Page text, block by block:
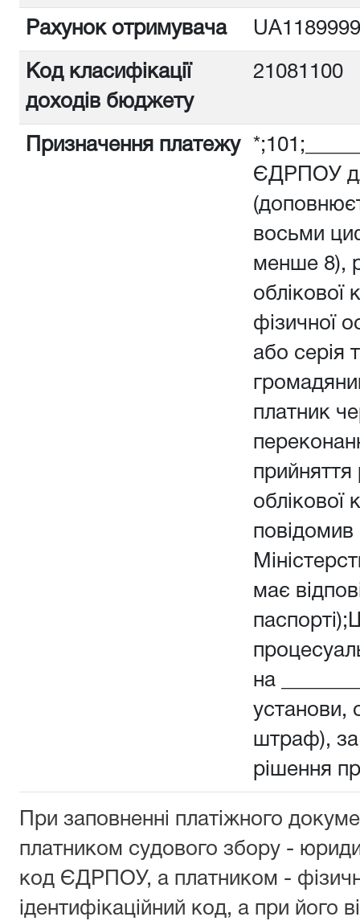
Рахунок отримувача
Код класифікації
доходів бюджету
21081100
Призначення платежу
ЄДРПОУ
восьми
менше 8),
облікової
фізичної
або серія
платник
прийняття
облікової
повідомив
має
на
установи,
штраф),
рішення
При заповненні платіжного
платником судового збору -
код ЄДРПОУ, а платником -
ідентифікаційний код, а при його